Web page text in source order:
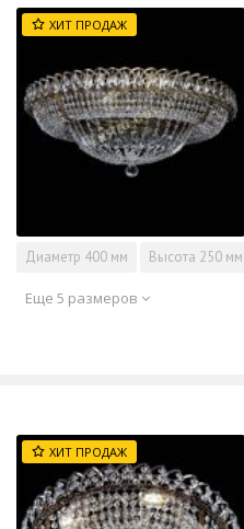
ХИТ ПРОДАЖ
Диаметр 400 мм Высота 250 мм
Еще 5 размеров
ХИТ ПРОДАЖ